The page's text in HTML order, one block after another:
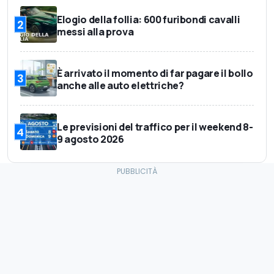
2
Elogio della follia: 600 furibondi cavalli
messi alla prova
3
È arrivato il momento di far pagare il bollo
anche alle auto elettriche?
4
Le previsioni del traffico per il weekend 8-
9 agosto 2026